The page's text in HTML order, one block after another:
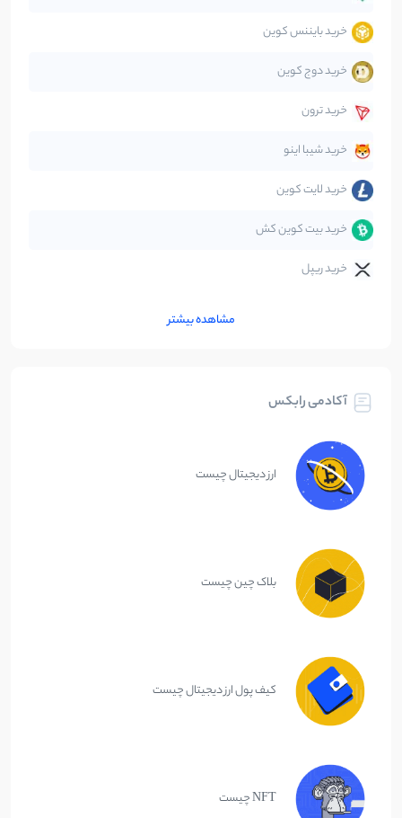
صرافی‌ها
قانون‌گذاری
متاورس
خرید بایننس کوین
خرید دوج کوین
خرید ترون
خرید شیبا اینو
خرید لایت کوین
خرید بیت کوین کش
خرید ریپل
مشاهده بیشتر
آکادمی رابکس
ارز دیجیتال چیست
بلاک چین چیست
کیف پول ارز دیجیتال چیست
NFT چیست